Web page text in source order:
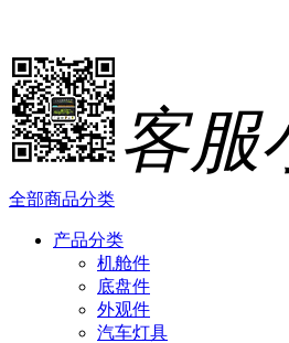
客服
全部商品分类
产品分类
机舱件
底盘件
外观件
汽车灯具